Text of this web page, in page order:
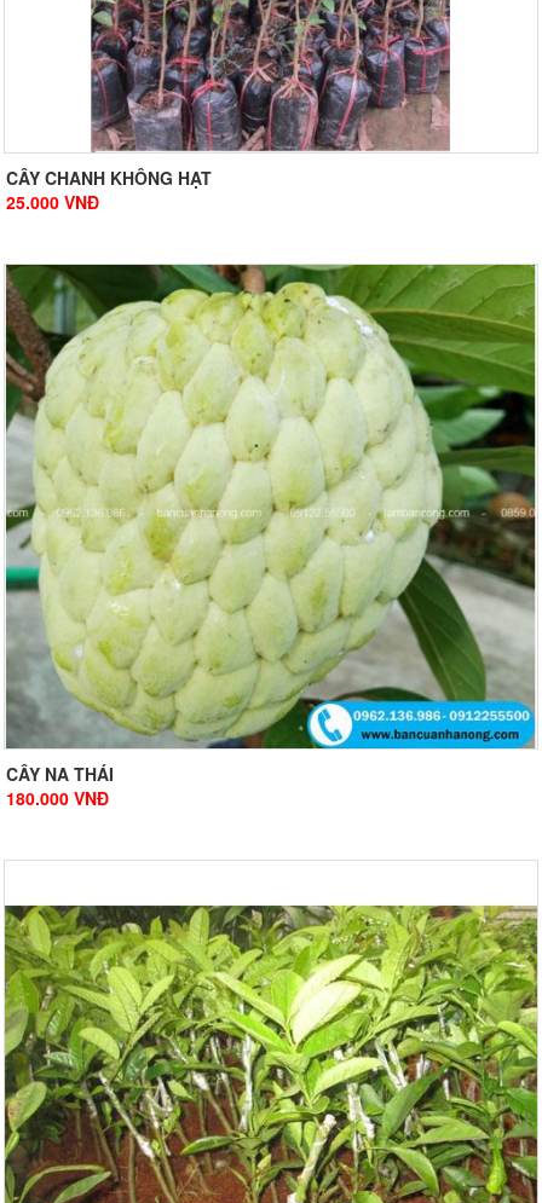
CÂY CHANH KHÔNG HẠT
25.000 VNĐ
CÂY NA THÁI
180.000 VNĐ